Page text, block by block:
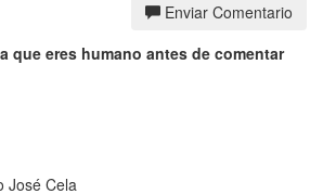
Enviar Comentario
que eres humano antes de comentar